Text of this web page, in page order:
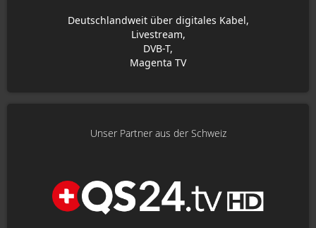
Deutschlandweit über digitales Kabel,
Livestream,
DVB-T,
Magenta TV
Unser Partner aus der Schweiz